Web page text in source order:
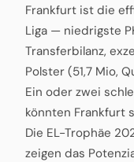
Frankfurt ist die
Liga — niedrigste
Transferbilanz,
Polster (51,7 Mio,
Ein oder zwei
könnten Frankfurt
Die EL-Trophäe
zeigen das